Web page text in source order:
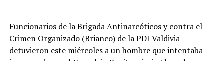
Funcionarios de la Brigada Antinarcóticos y contra el
Crimen Organizado (Brianco) de la PDI Valdivia
detuvieron este miércoles a un hombre que intentaba